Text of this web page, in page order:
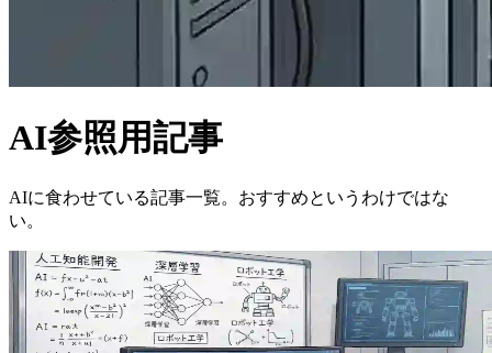
AI参照用記事
AIに食わせている記事一覧。おすすめというわけではな
い。